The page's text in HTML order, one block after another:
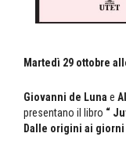
Martedì 29 ottobre
Giovanni de Luna e
presentano il libro “
Dalle origini ai giorni